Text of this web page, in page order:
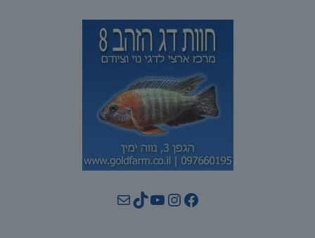
Facebook
Instagram
YouTube
TikTok
Mail